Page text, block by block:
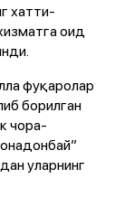
хатти-
оид
фуқаролар
борилган
чора-
уларнинг